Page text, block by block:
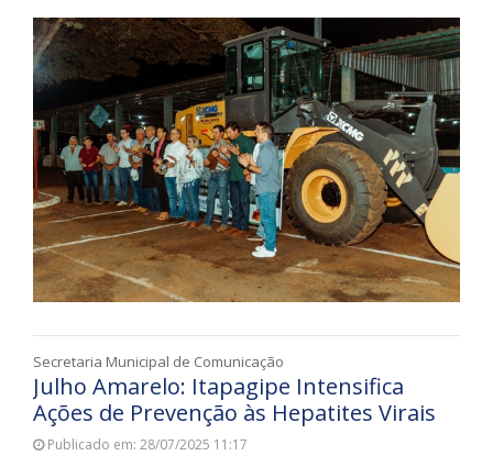
Secretaria Municipal de Comunicação
Julho Amarelo: Itapagipe Intensifica
Ações de Prevenção às Hepatites Virais
Publicado em: 28/07/2025 11:17